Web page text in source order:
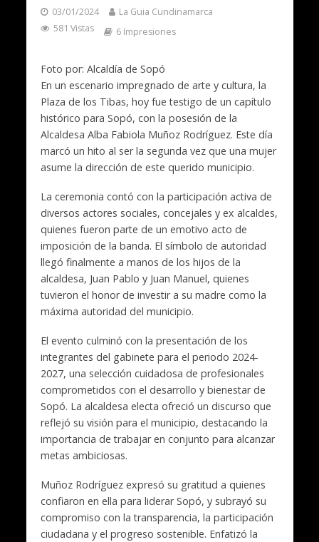
03/01/2024
La Guia Cundinamarca
581 Vistas
6 Impresiones
Foto por: Alcaldía de Sopó
En un escenario impregnado de arte y cultura, la
Plaza de los Tibas, hoy fue testigo de un capítulo
histórico para Sopó, con la posesión de la
Alcaldesa Alba Fabiola Muñoz Rodríguez. Este día
marcó un hito al ser la segunda vez que una mujer
asume la dirección de este querido municipio.
La ceremonia contó con la participación activa de
diversos actores sociales, concejales y ex alcaldes,
quienes fueron parte de un emotivo acto de
imposición de la banda. El símbolo de autoridad
llegó finalmente a manos de los hijos de la
alcaldesa, Juan Pablo y Juan Manuel, quienes
tuvieron el honor de investir a su madre como la
máxima autoridad del municipio.
El evento culminó con la presentación de los
integrantes del gabinete para el periodo 2024-
2027, una selección cuidadosa de profesionales
comprometidos con el desarrollo y bienestar de
Sopó. La alcaldesa electa ofreció un discurso que
reflejó su visión para el municipio, destacando la
importancia de trabajar en conjunto para alcanzar
metas ambiciosas.
Muñoz Rodríguez expresó su gratitud a quienes
confiaron en ella para liderar Sopó, y subrayó su
compromiso con la transparencia, la participación
ciudadana y el progreso sostenible. Enfatizó la